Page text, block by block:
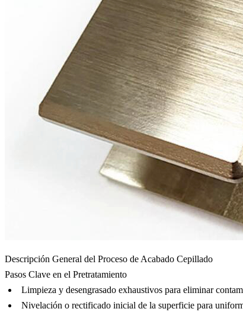
Descripción General del Proceso de Acabado Cepillado
Pasos Clave en el Pretratamiento
Limpieza y desengrasado exhaustivos para eliminar
Nivelación o rectificado inicial de la superficie para